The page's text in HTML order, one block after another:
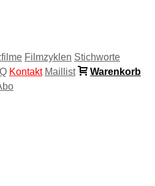
Filmzyklen Stichworte
Kontakt Maillist
Warenkorb